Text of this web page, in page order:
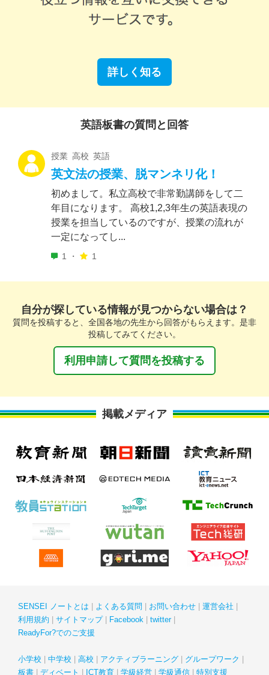
詳しく知る
英語板書の質問と回答
授業 高校 英語
英文法の授業、脱マンネリ化！
初めまして。私立高校で非常勤講師をして二
年目になります。 高校1,2,3年生の英語表現の
授業を担当しているのですが、授業の流れが
一定になってし...
1 ・ 1
自分が探している情報が見つからない場合は？
質問を投稿すると、全国各地の先生から回答がもらえます。是非
投稿してみてください。
利用申請して質問を投稿する
掲載メディア
SENSEI ノートとは よくある質問 お問い合わせ
運営会社
利用規約
サイトマップ Facebook
twitter
ReadyFor?でのご支援
小学校 中学校 高校 アクティブラーニング
グループワーク
板書
ディベート ICT教育 学級経営 学級通信 特別支援